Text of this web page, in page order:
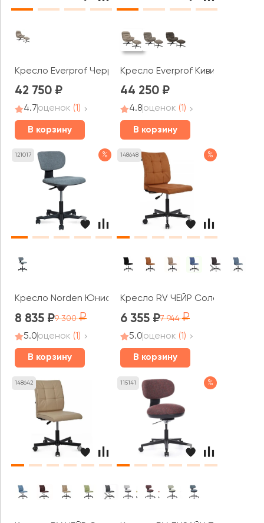
Кресло Everprof Черри / Cherry
42 750
4.7оценок (1)
В корзину
Кресло Everprof Киви / Kiwi
44 250
4.8оценок (1)
В корзину
121017 %
Кресло Norden Юниор / Junior
8 835 9 300
5.0оценок (1)
В корзину
148648 %
Кресло RV ЧЕЙР Соло / Solo
6 355 7 944
5.0оценок (1)
В корзину
148642 115141 %